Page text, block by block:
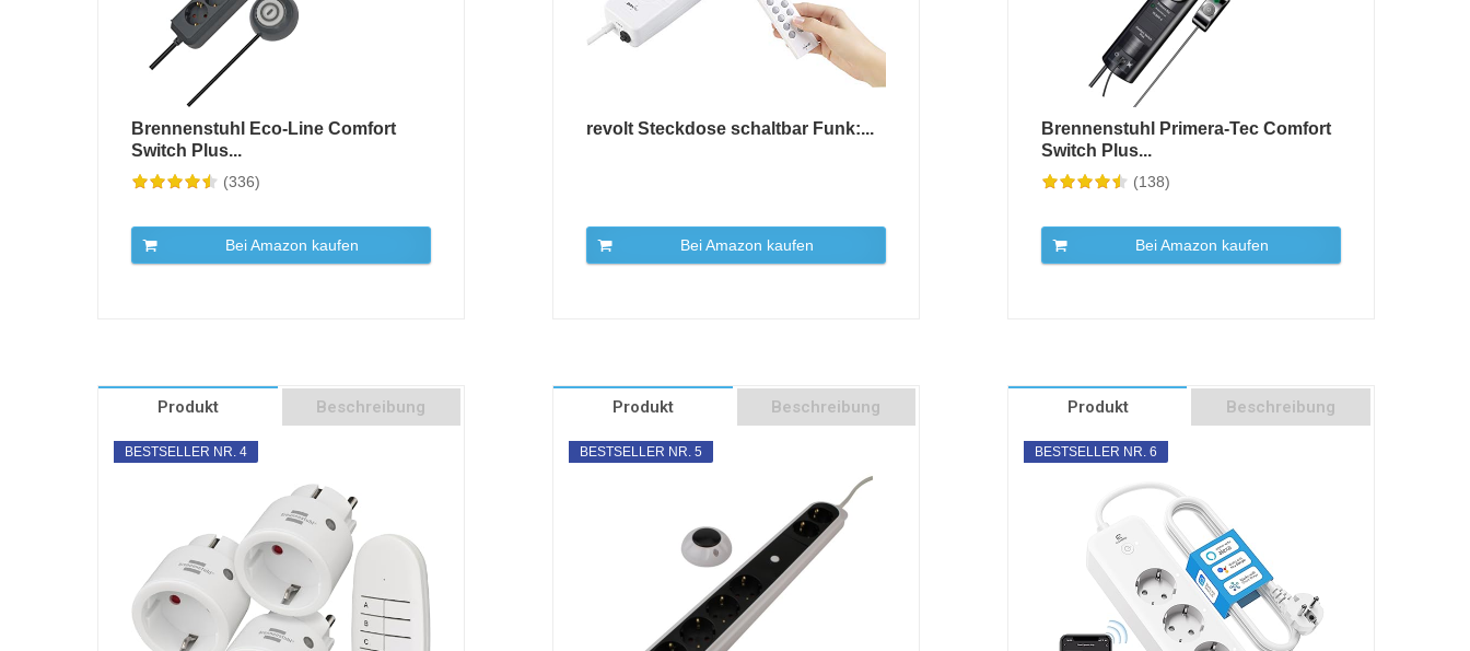
Brennenstuhl Eco-Line Comfort
Switch Plus...
(336)
Bei Amazon kaufen
revolt Steckdose schaltbar Funk:...
Bei Amazon kaufen
Brennenstuhl Primera-Tec Comfort
Switch Plus...
(138)
Bei Amazon kaufen
Produkt Beschreibung
BESTSELLER NR. 4
Produkt Beschreibung
BESTSELLER NR. 5
Produkt Beschreibung
BESTSELLER NR. 6